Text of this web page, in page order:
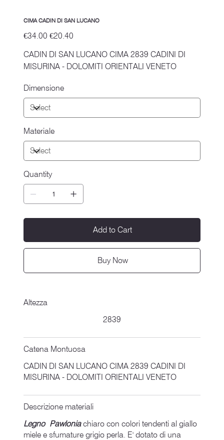
CIMA CADIN DI SAN LUCANO
Original
price
€34.00
Sale
price
€20.40
CADIN DI SAN LUCANO CIMA 2839 CADINI DI
MISURINA - DOLOMITI ORIENTALI VENETO
Dimensione
Materiale
Quantity
Add to Cart
Buy Now
Altezza
2839
Catena Montuosa
CADIN DI SAN LUCANO CIMA 2839 CADINI DI
MISURINA - DOLOMITI ORIENTALI VENETO
Descrizione materiali
Legno Pawloniachiaro con colori tendenti al giallo
miele e sfumature grigio perla. E' dotato di una